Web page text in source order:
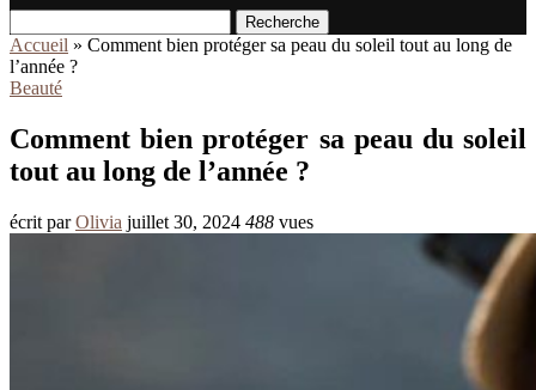
Recherche
Accueil » Comment bien protéger sa peau du soleil tout au long de
l’année ?
Beauté
Comment bien protéger sa peau du soleil
tout au long de l’année ?
écrit parOlivia juillet 30, 2024 488 vues